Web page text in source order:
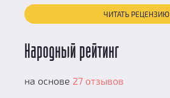
ЧИТАТЬ РЕЦЕНЗИЮ
Народный рейтинг
на основе 27 отзывов